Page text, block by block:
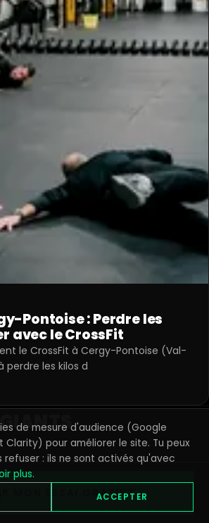
Pontoise : Perdre les
avec le CrossFit
le CrossFit à Cergy-Pontoise (Val-
perdre les kilos d
m² à Saint-Ouen-
Cergy-Pontoise. Coachs
ouvert 7j/7.
MON ESSAI GRATUIT →
de mesure d'audience (Google
Clarity) pour améliorer le site. Tu peux
: ils ne sont activés qu'avec
plus.
ACCEPTER